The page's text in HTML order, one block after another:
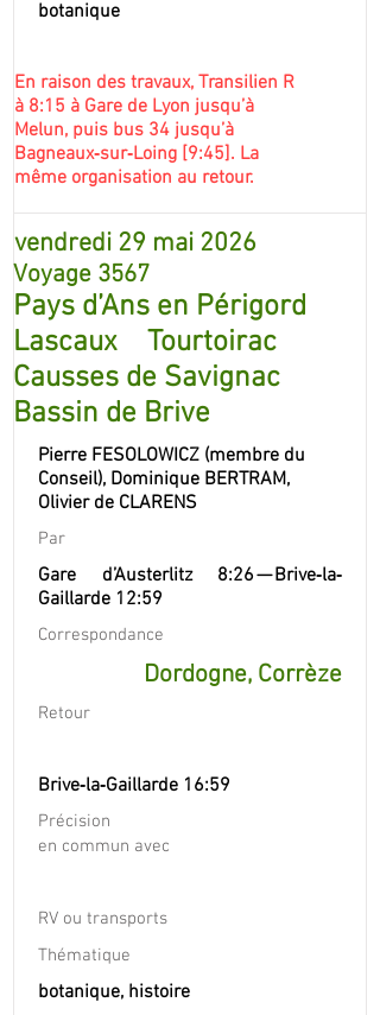
botanique
En raison des travaux, Transilien R
à 8:15 à Gare de Lyon jusqu’à
Melun, puis bus 34 jusqu’à
Bagneaux‐sur‐Loing [9:45]. La
même organisation au retour.
vendredi 29 mai 2026
Voyage 3567
Pays d’Ans en Périgord
Lascaux Tourtoirac
Causses de Savignac
Bassin de Brive
Pierre FESOLOWICZ (membre du
Conseil), Dominique BERTRAM,
Olivier de CLARENS
Par
Gare d’Austerlitz 8:26 — Brive‐la‐
Gaillarde 12:59
Correspondance
Dordogne, Corrèze
Retour
Brive‐la‐Gaillarde 16:59
Précision
en commun avec
RV ou transports
Thématique
botanique, histoire